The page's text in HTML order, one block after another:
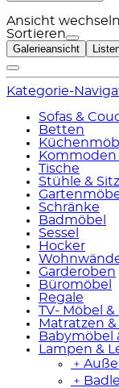
Ansicht wechseln
Sortieren
Galerieansicht
Kategorie-
Sofas &
Betten
Kommoden
Tische
Stühle &
Schränke
Badmöbel
Sessel
Hocker
Garderoben
Büromöbel
Regale
TV- Möbel
Matratzen
Babymöbel
Lampen &
﹢
﹢